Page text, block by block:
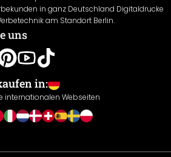
in ganz Deutschland Digitaldrucke
am Standort Berlin.
uns
in:
internationalen Webseiten